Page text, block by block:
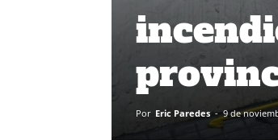
Por Eric Paredes - 9 de